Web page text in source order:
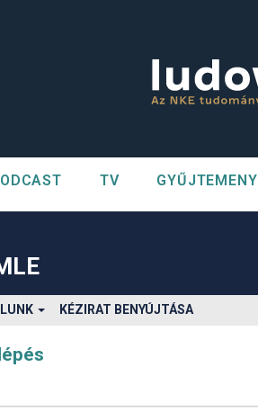
TV GYŰJTEMENY
KÉZIRAT BENYÚJTÁSA